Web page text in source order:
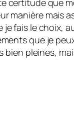
certitude que
mais
fais le choix,
que je
bien pleines,